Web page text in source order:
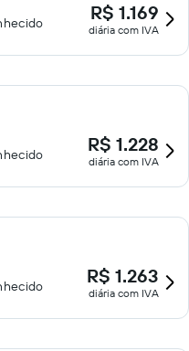
R$ 1.169
diária com IVA
R$ 1.228
diária com IVA
R$ 1.263
diária com IVA